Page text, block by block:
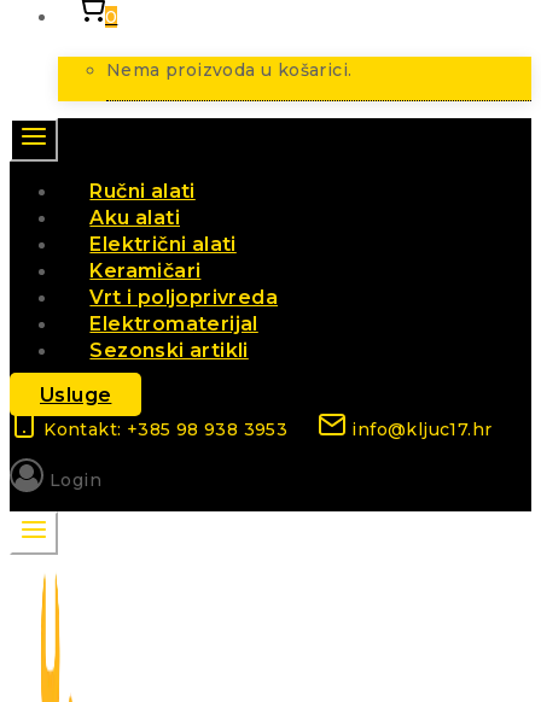
0
Nema proizvoda u košarici.
Ručni alati
Aku alati
Električni alati
Keramičari
Vrt i poljoprivreda
Elektromaterijal
Sezonski artikli
Usluge
Kontakt: +385 98 938 3953 info@kljuc17.hr
Login